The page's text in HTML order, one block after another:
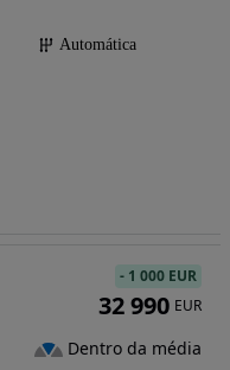
Automática
- 1 000 EUR
32 990 EUR
Dentro da média